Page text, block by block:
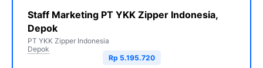
Staff Marketing PT YKK Zipper Indonesia,
Depok
PT YKK Zipper Indonesia
Depok
Rp 5.195.720